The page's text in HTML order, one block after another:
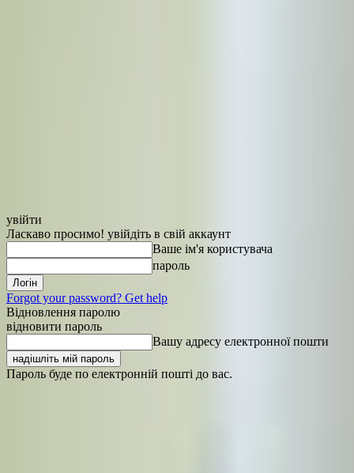
увійти
Ласкаво просимо! увійдіть в свій аккаунт
Ваше ім'я користувача
пароль
Forgot your password? Get help
Відновлення паролю
відновити пароль
Вашу адресу електронної пошти
Пароль буде по електронній пошті до вас.